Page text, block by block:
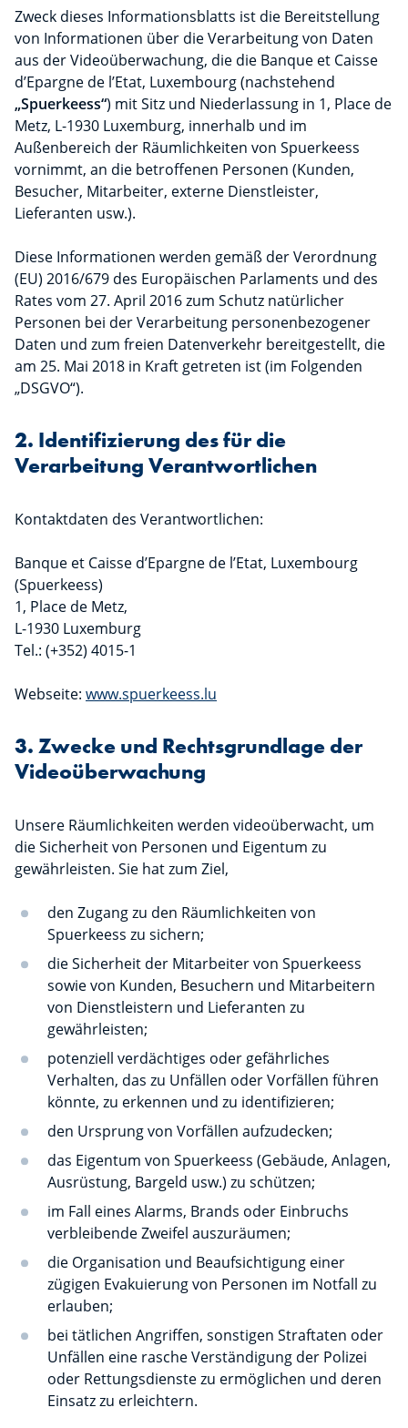
Zweck dieses Informationsblatts ist die Bereitstellung
von Informationen über die Verarbeitung von Daten
aus der Videoüberwachung, die die Banque et Caisse
d’Epargne de l’Etat, Luxembourg (nachstehend
„Spuerkeess“) mit Sitz und Niederlassung in 1, Place de
Metz, L-1930 Luxemburg, innerhalb und im
Außenbereich der Räumlichkeiten von Spuerkeess
vornimmt, an die betroffenen Personen (Kunden,
Besucher, Mitarbeiter, externe Dienstleister,
Lieferanten usw.).
Diese Informationen werden gemäß der Verordnung
(EU) 2016/679 des Europäischen Parlaments und des
Rates vom 27. April 2016 zum Schutz natürlicher
Personen bei der Verarbeitung personenbezogener
Daten und zum freien Datenverkehr bereitgestellt, die
am 25. Mai 2018 in Kraft getreten ist (im Folgenden
„DSGVO“).
2. Identifizierung des für die
Verarbeitung Verantwortlichen
Kontaktdaten des Verantwortlichen:
Banque et Caisse d’Epargne de l’Etat, Luxembourg
(Spuerkeess)
1, Place de Metz,
L-1930 Luxemburg
Tel.: (+352) 4015-1
Webseite: www.spuerkeess.lu
3. Zwecke und Rechtsgrundlage der
Videoüberwachung
Unsere Räumlichkeiten werden videoüberwacht, um
die Sicherheit von Personen und Eigentum zu
gewährleisten. Sie hat zum Ziel,
den Zugang zu den Räumlichkeiten von
Spuerkeess zu sichern;
die Sicherheit der Mitarbeiter von Spuerkeess
sowie von Kunden, Besuchern und Mitarbeitern
von Dienstleistern und Lieferanten zu
gewährleisten;
potenziell verdächtiges oder gefährliches
Verhalten, das zu Unfällen oder Vorfällen führen
könnte, zu erkennen und zu identifizieren;
den Ursprung von Vorfällen aufzudecken;
das Eigentum von Spuerkeess (Gebäude, Anlagen,
Ausrüstung, Bargeld usw.) zu schützen;
im Fall eines Alarms, Brands oder Einbruchs
verbleibende Zweifel auszuräumen;
die Organisation und Beaufsichtigung einer
zügigen Evakuierung von Personen im Notfall zu
erlauben;
bei tätlichen Angriffen, sonstigen Straftaten oder
Unfällen eine rasche Verständigung der Polizei
oder Rettungsdienste zu ermöglichen und deren
Einsatz zu erleichtern.